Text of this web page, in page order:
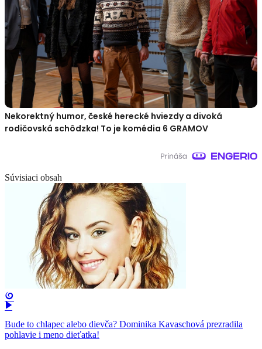
Nekorektný humor, české herecké hviezdy a divoká
rodičovská schôdzka! To je komédia 6 GRAMOV
Súvisiaci obsah
Bude to chlapec alebo dievča? Dominika Kavaschová prezradila
pohlavie i meno dieťatka!